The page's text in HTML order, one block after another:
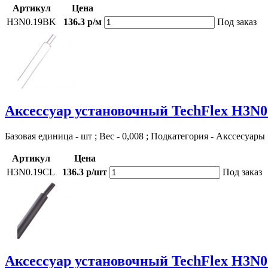
Артикул
Цена
H3N0.19BK
136.3 р/м Под заказ
Аксессуар установочный TechFlex
Базовая единица - шт ; Вес - 0,008 ; Подкатегория - Акссесуары
Артикул
Цена
H3N0.19CL
136.3 р/шт Под заказ
Аксессуар установочный TechFlex